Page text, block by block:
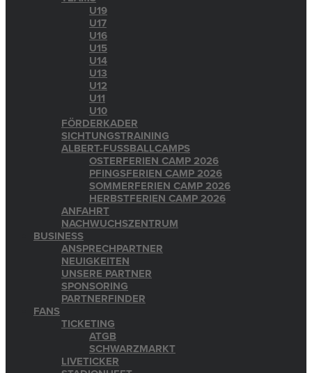
U19
U17
U16
U15
U14
U13
U12
U11
U10
FÖRDERKADER
SICHTUNGSTRAINING
ALBERT-FUSSBALLCAMPS
OSTERFERIEN CAMP 2026
PFINGSFERIEN CAMP 2026
SOMMERFERIEN CAMP 2026
HERBSTFERIEN CAMP 2026
ANFAHRT
NACHWUCHSZENTRUM
BUSINESS
ANSPRECHPARTNER
NEUIGKEITEN
UNSERE PARTNER
SPONSORING
PARTNERFINDER
FANS
TICKETING
ATGB
SCHWARZMARKT
LIVETICKER